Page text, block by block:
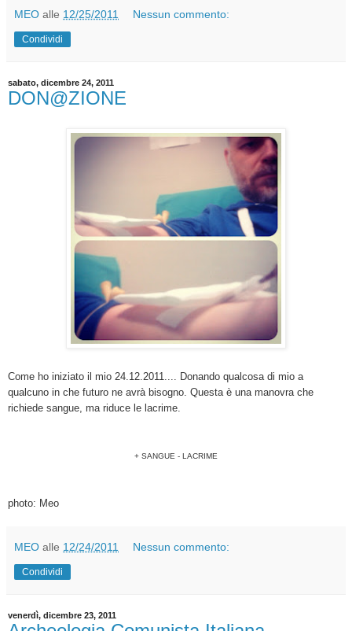
MEO alle 12/25/2011 Nessun commento:
Condividi
sabato, dicembre 24, 2011
DON@ZIONE
Come ho iniziato il mio 24.12.2011.... Donando qualcosa di mio a
qualcuno in che futuro ne avrà bisogno. Questa è una manovra che
richiede sangue, ma riduce le lacrime.
+ SANGUE - LACRIME
photo: Meo
MEO alle 12/24/2011 Nessun commento:
Condividi
venerdì, dicembre 23, 2011